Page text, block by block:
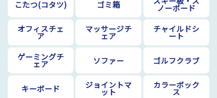
こたつ(コタツ) ゴミ箱
ノーボード
オフィスチェ
ア
マッサージチ
ェア
チャイルドシ
ート
ゲーミングチ
ェア ソファー ゴルフクラブ
キーボード ジョイントマ
ット
カラーボック
ス